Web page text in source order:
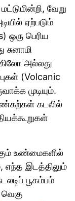
வேறு
ஏற்படும்
ஒரு பெரிய
அல்லது
(Volcanic
முடியும்.
கடலில்
உண்மைகளில்
எந்த இடத்திலும்
பூகம்பம்
வெகு